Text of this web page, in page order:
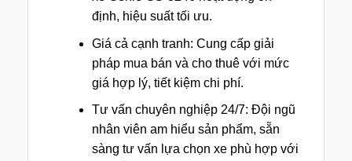
định, hiệu suất tối ưu.
Giá cả cạnh tranh: Cung cấp giải
pháp mua bán và cho thuê với mức
giá hợp lý, tiết kiệm chi phí.
Tư vấn chuyên nghiệp 24/7: Đội ngũ
nhân viên am hiểu sản phẩm, sẵn
sàng tư vấn lựa chọn xe phù hợp với